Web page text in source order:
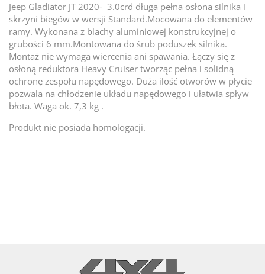
Jeep Gladiator JT 2020- 3.0crd długa pełna osłona silnika i
skrzyni biegów w wersji Standard.Mocowana do elementów
ramy. Wykonana z blachy aluminiowej konstrukcyjnej o
grubości 6 mm.Montowana do śrub poduszek silnika.
Montaż nie wymaga wiercenia ani spawania. Łączy się z
osłoną reduktora Heavy Cruiser tworząc pełna i solidną
ochronę zespołu napędowego. Duża ilość otworów w płycie
pozwala na chłodzenie układu napędowego i ułatwia spływ
błota. Waga ok. 7,3 kg .
Produkt nie posiada homologacji.